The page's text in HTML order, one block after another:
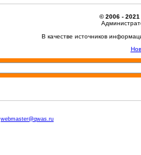
© 2006 - 2021
В качестве источников
webmaster@qwas.ru